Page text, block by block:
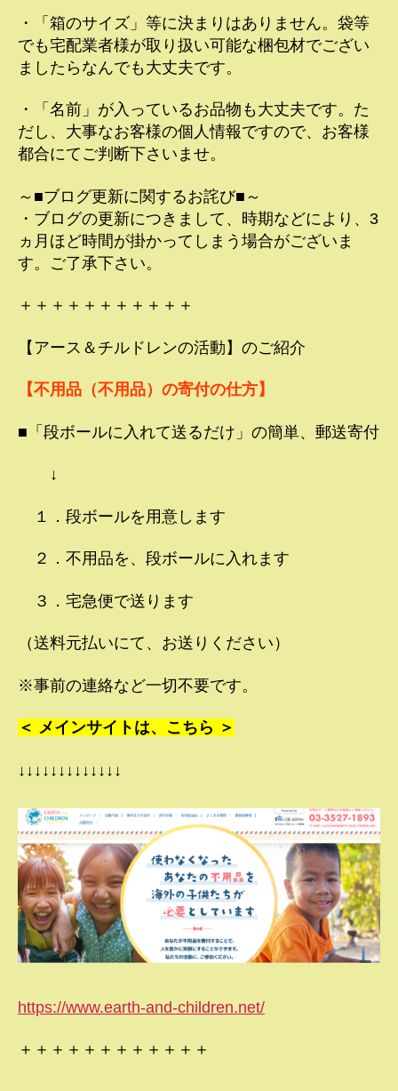
・「箱のサイズ」等に決まりはありません。袋等
でも宅配業者様が取り扱い可能な梱包材でござい
ましたらなんでも大丈夫です。
・「名前」が入っているお品物も大丈夫です。た
だし、大事なお客様の個人情報ですので、お客様
都合にてご判断下さいませ。
～■ブログ更新に関するお詫び■～
・ブログの更新につきまして、時期などにより、3
ヵ月ほど時間が掛かってしまう場合がございま
す。ご了承下さい。
＋＋＋＋＋＋＋＋＋＋＋
【アース＆チルドレンの活動】のご紹介
【不用品（不用品）の寄付の仕方】
■「段ボールに入れて送るだけ」の簡単、郵送寄付
↓
１．段ボールを用意します
２．不用品を、段ボールに入れます
３．宅急便で送ります
（送料元払いにて、お送りください）
※事前の連絡など一切不要です。
＜ メインサイトは、こちら ＞
↓↓↓↓↓↓↓↓↓↓↓↓↓
https://www.earth-and-children.net/
＋＋＋＋＋＋＋＋＋＋＋＋